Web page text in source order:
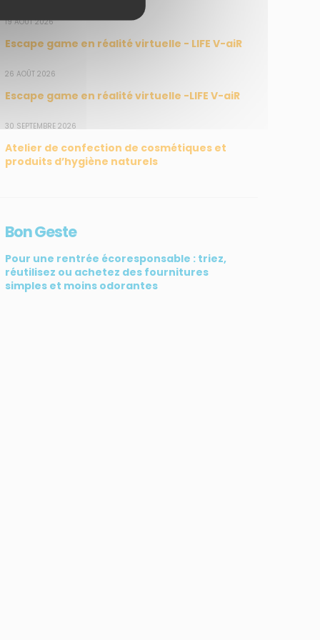
19 AOÛT 2026
Escape game en réalité virtuelle - LIFE V-aiR
26 AOÛT 2026
Escape game en réalité virtuelle -LIFE V-aiR
30 SEPTEMBRE 2026
Atelier de confection de cosmétiques et
produits d’hygiène naturels
Bon Geste
Pour une rentrée écoresponsable : triez,
réutilisez ou achetez des fournitures
simples et moins odorantes